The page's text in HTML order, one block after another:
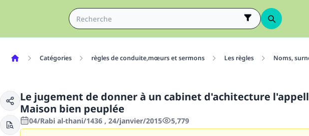
Catégories règles de conduite,mœurs et sermons Les règles Noms,
Le jugement de donner à un cabinet d'achitecture
Maison bien peuplée
04/Rabi al-thani/1436 , 24/janvier/2015 5,779